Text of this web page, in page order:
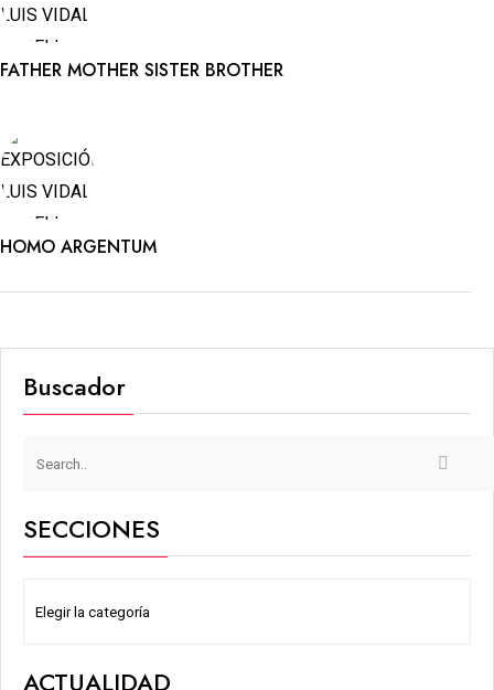
FATHER MOTHER SISTER BROTHER
HOMO ARGENTUM
Buscador
SECCIONES
ACTUALIDAD